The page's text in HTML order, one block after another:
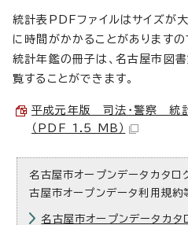
統計表PDFファイルはサイズが
に時間がかかることがあります
統計年鑑の冊子は、名古屋市図
覧することができます。
平成元年版 司法・警察 統
（PDF 1.5 MB）
名古屋市オープンデータカタロ
古屋市オープンデータ利用規約
名古屋市オープンデータカタ